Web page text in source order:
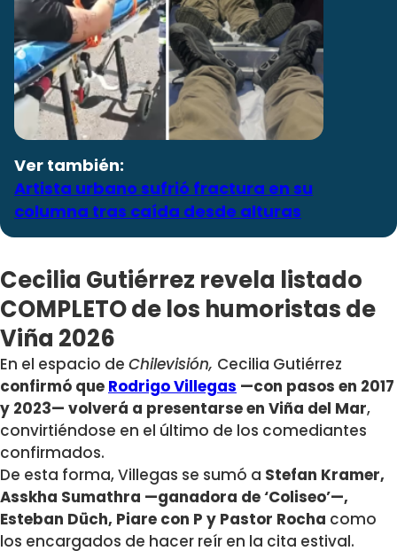
Ver también:
Artista urbano sufrió fractura en su
columna tras caída desde alturas
Cecilia Gutiérrez revela listado
COMPLETO de los humoristas de
Viña 2026
En el espacio de Chilevisión, Cecilia Gutiérrez
confirmó que Rodrigo Villegas —con pasos en 2017
y 2023— volverá a presentarse en Viña del Mar,
convirtiéndose en el último de los comediantes
confirmados.
De esta forma, Villegas se sumó a Stefan Kramer,
Asskha Sumathra —ganadora de ‘Coliseo’—,
Esteban Düch, Piare con P y Pastor Rocha como
los encargados de hacer reír en la cita estival.